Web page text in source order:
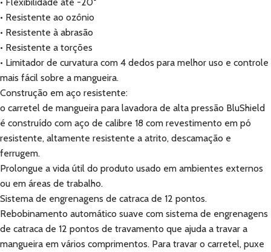
• Resistente ao ozônio
• Resistente à abrasão
• Resistente a torções
• Limitador de curvatura com 4 dedos para melhor uso e controle
mais fácil sobre a mangueira.
Construção em aço resistente:
o carretel de mangueira para lavadora de alta pressão BluShield
é construído com aço de calibre 18 com revestimento em pó
resistente, altamente resistente a atrito, descamação e
ferrugem.
Prolongue a vida útil do produto usado em ambientes externos
ou em áreas de trabalho.
Sistema de engrenagens de catraca de 12 pontos.
Rebobinamento automático suave com sistema de engrenagens
de catraca de 12 pontos de travamento que ajuda a travar a
mangueira em vários comprimentos. Para travar o carretel, puxe